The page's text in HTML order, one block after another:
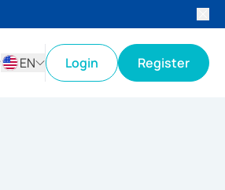
EN
Login Register